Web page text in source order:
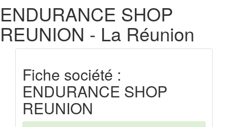
ENDURANCE SHOP
REUNION - La Réunion
Fiche société :
ENDURANCE SHOP
REUNION